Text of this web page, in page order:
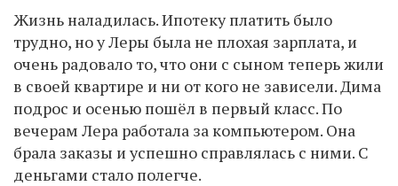
Жизнь наладилась. Ипотеку платить было
трудно, но у Леры была не плохая зарплата, и
очень радовало то, что они с сыном теперь жили
в своей квартире и ни от кого не зависели. Дима
подрос и осенью пошёл в первый класс. По
вечерам Лера работала за компьютером. Она
брала заказы и успешно справлялась с ними. С
деньгами стало полегче.